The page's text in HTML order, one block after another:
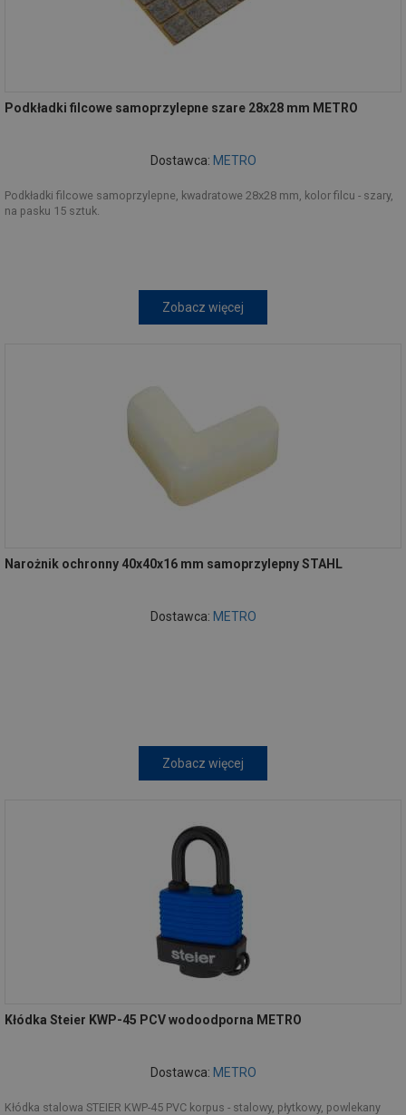
Podkładki filcowe samoprzylepne szare 28x28 mm METRO
Dostawca: METRO
Podkładki filcowe samoprzylepne, kwadratowe 28x28 mm, kolor filcu - szary,
na pasku 15 sztuk.
Zobacz więcej
Narożnik ochronny 40x40x16 mm samoprzylepny STAHL
Dostawca: METRO
Zobacz więcej
Kłódka Steier KWP-45 PCV wodoodporna METRO
Dostawca: METRO
Kłódka stalowa STEIER KWP-45 PVC korpus - stalowy, płytkowy, powlekany